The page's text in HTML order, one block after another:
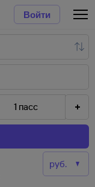
Войти
1 пасс